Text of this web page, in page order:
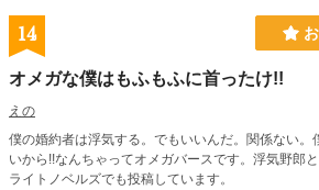
14
オメガな僕はもふもふに首ったけ!!
えの
僕の婚約者は浮気する。でもいいんだ。関係ない
いから!!なんちゃってオメガバースです。浮気野郎
ライトノベルズでも投稿しています。